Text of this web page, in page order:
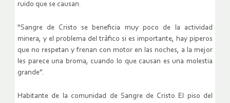
ruido que se causan.
“Sangre de Cristo se beneficia muy poco de la actividad
minera, y el problema del tráfico si es importante, hay piperos
que no respetan y frenan con motor en las noches, a la mejor
les parece una broma, cuando lo que causan es una molestia
grande”.
Habitante de la comunidad de Sangre de Cristo El piso del